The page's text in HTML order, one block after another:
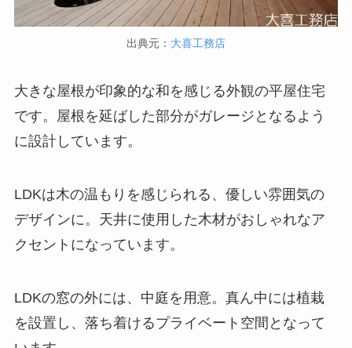
出典元： 大喜工務店
大きな屋根が印象的な和を感じる外観の平屋住宅
です。屋根を延ばした部分がガレージとなるよう
に設計しています。
LDKは木の温もりを感じられる、優しい雰囲気の
デザインに。天井に使用した木材がおしゃれなア
クセントになっています。
LDKの窓の外には、中庭を用意。真ん中には植栽
を設置し、落ち着けるプライベート空間となって